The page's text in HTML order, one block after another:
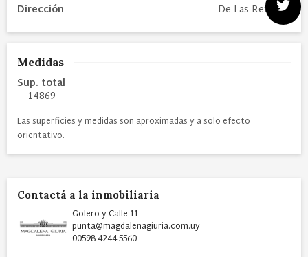
Dirección
De Las Retamas
Medidas
Sup. total
14869
Las superficies y medidas son aproximadas y a solo efecto
orientativo.
Contactá a la inmobiliaria
Golero y Calle 11
punta@magdalenagiuria.com.uy
00598 4244 5560